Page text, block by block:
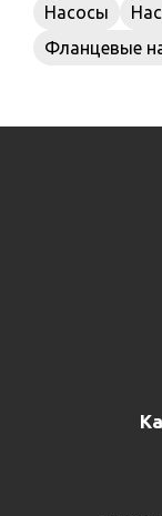
Насосы
Фланцевые